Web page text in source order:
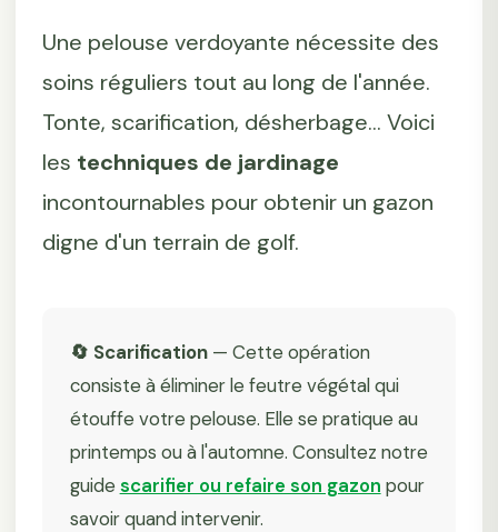
Une pelouse verdoyante nécessite des
soins réguliers tout au long de l'année.
Tonte, scarification, désherbage... Voici
les techniques de jardinage
incontournables pour obtenir un gazon
digne d'un terrain de golf.
🔄 Scarification— Cette opération
consiste à éliminer le feutre végétal qui
étouffe votre pelouse. Elle se pratique au
printemps ou à l'automne. Consultez notre
guide scarifier ou refaire son gazon pour
savoir quand intervenir.